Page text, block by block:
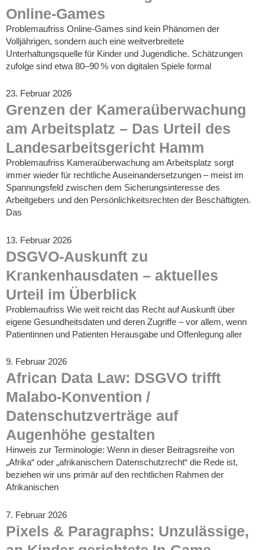
Online-Games
Problemaufriss Online-Games sind kein Phänomen der
Volljährigen, sondern auch eine weitverbreitete
Unterhaltungsquelle für Kinder und Jugendliche. Schätzungen
zufolge sind etwa 80–90 % von digitalen Spiele formal
23. Februar 2026
Grenzen der Kameraüberwachung
am Arbeitsplatz – Das Urteil des
Landesarbeitsgericht Hamm
Problemaufriss Kameraüberwachung am Arbeitsplatz sorgt
immer wieder für rechtliche Auseinandersetzungen – meist im
Spannungsfeld zwischen dem Sicherungsinteresse des
Arbeitgebers und den Persönlichkeitsrechten der Beschäftigten.
Das
13. Februar 2026
DSGVO-Auskunft zu
Krankenhausdaten – aktuelles
Urteil im Überblick
Problemaufriss Wie weit reicht das Recht auf Auskunft über
eigene Gesundheitsdaten und deren Zugriffe – vor allem, wenn
Patientinnen und Patienten Herausgabe und Offenlegung aller
9. Februar 2026
African Data Law: DSGVO trifft
Malabo-Konvention /
Datenschutzverträge auf
Augenhöhe gestalten
Hinweis zur Terminologie: Wenn in dieser Beitragsreihe von
„Afrika“ oder „afrikanischem Datenschutzrecht“ die Rede ist,
beziehen wir uns primär auf den rechtlichen Rahmen der
Afrikanischen
7. Februar 2026
Pixels & Paragraphs: Unzulässige,